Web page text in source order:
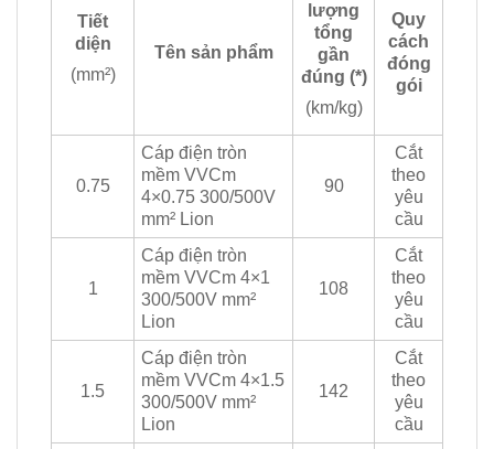
Tiết
diện
(mm²)
Tên sản phẩm
lượng
tổng
gần
đúng (*)
(km/kg)
Quy
cách
đóng
gói
0.75
Cáp điện tròn
mềm VVCm
4×0.75 300/500V
mm² Lion
90
Cắt
theo
yêu
cầu
1
Cáp điện tròn
mềm VVCm 4×1
300/500V mm²
Lion
108
Cắt
theo
yêu
cầu
1.5
Cáp điện tròn
mềm VVCm 4×1.5
300/500V mm²
Lion
142
Cắt
theo
yêu
cầu